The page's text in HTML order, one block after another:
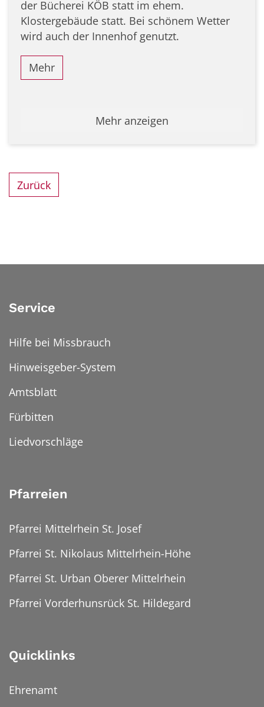
der Bücherei KÖB statt im ehem.
Klostergebäude statt. Bei schönem Wetter
wird auch der Innenhof genutzt.
Mehr
Mehr anzeigen
Zurück
Service
Hilfe bei Missbrauch
Hinweisgeber-System
Amtsblatt
Fürbitten
Liedvorschläge
Pfarreien
Pfarrei Mittelrhein St. Josef
Pfarrei St. Nikolaus Mittelrhein-Höhe
Pfarrei St. Urban Oberer Mittelrhein
Pfarrei Vorderhunsrück St. Hildegard
Quicklinks
Ehrenamt